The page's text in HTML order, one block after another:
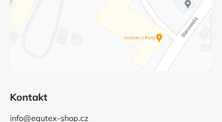
Kontakt
info@equtex-shop.cz